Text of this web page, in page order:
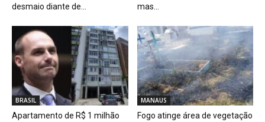
desmaio diante de...
mas...
BRASIL
Apartamento de R$ 1 milhão
MANAUS
Fogo atinge área de vegetação